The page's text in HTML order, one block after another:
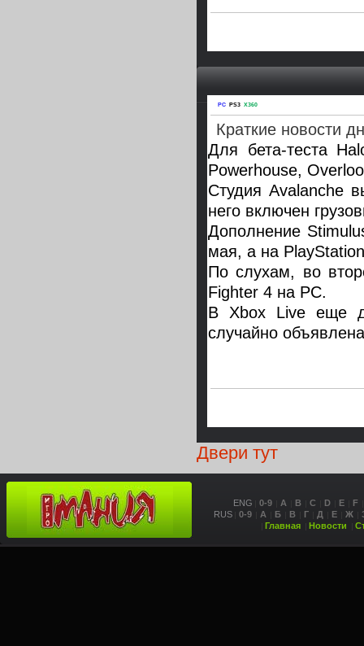
PC PS3 X360
Краткие новости
Для бета-теста
Powerhouse,
Студия Avalanche
него включен
Дополнение
мая, а на
По слухам, во
Fighter 4 на РС.
В Xbox Live еще
случайно
Двери тут
ENG 0-9 A B C D E
F
RUS
0-9 А Б В Г Д Е Ж
Главная
Новости